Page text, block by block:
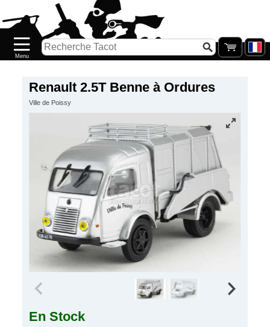
Renault 2.5T Benne à Ordures
Ville de Poissy
En Stock
Nouveautés
Catalogue/Stock
PETITS
Seconde